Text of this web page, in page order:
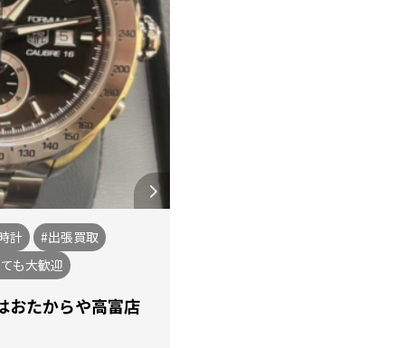
計
#出張買取
も大歓迎
おたからや高富店